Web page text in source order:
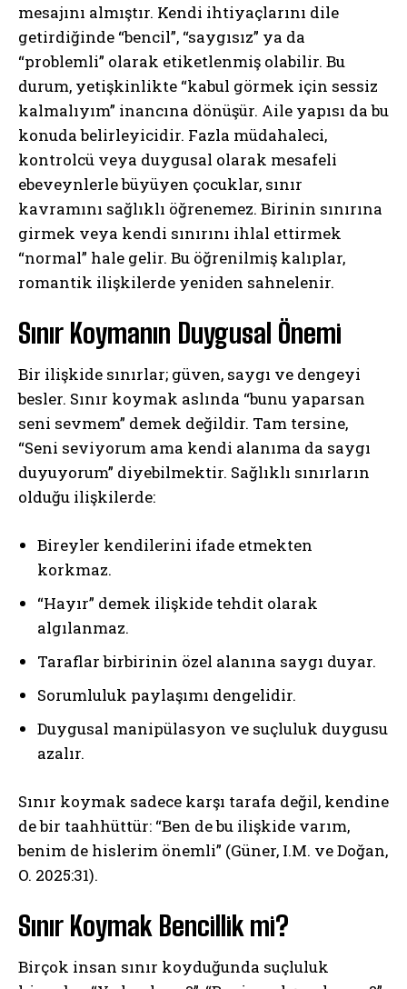
mesajını almıştır. Kendi ihtiyaçlarını dile
getirdiğinde “bencil”, “saygısız” ya da
“problemli” olarak etiketlenmiş olabilir. Bu
durum, yetişkinlikte “kabul görmek için sessiz
kalmalıyım” inancına dönüşür. Aile yapısı da bu
konuda belirleyicidir. Fazla müdahaleci,
kontrolcü veya duygusal olarak mesafeli
ebeveynlerle büyüyen çocuklar, sınır
kavramını sağlıklı öğrenemez. Birinin sınırına
girmek veya kendi sınırını ihlal ettirmek
“normal” hale gelir. Bu öğrenilmiş kalıplar,
romantik ilişkilerde yeniden sahnelenir.
Sınır Koymanın Duygusal Önemi
Bir ilişkide sınırlar; güven, saygı ve dengeyi
besler. Sınır koymak aslında “bunu yaparsan
seni sevmem” demek değildir. Tam tersine,
“Seni seviyorum ama kendi alanıma da saygı
duyuyorum” diyebilmektir. Sağlıklı sınırların
olduğu ilişkilerde:
Bireyler kendilerini ifade etmekten
korkmaz.
“Hayır” demek ilişkide tehdit olarak
algılanmaz.
Taraflar birbirinin özel alanına saygı duyar.
Sorumluluk paylaşımı dengelidir.
Duygusal manipülasyon ve suçluluk duygusu
azalır.
Sınır koymak sadece karşı tarafa değil, kendine
de bir taahhüttür: “Ben de bu ilişkide varım,
benim de hislerim önemli” (Güner, I.M. ve Doğan,
O. 2025:31).
Sınır Koymak Bencillik mi?
Birçok insan sınır koyduğunda suçluluk